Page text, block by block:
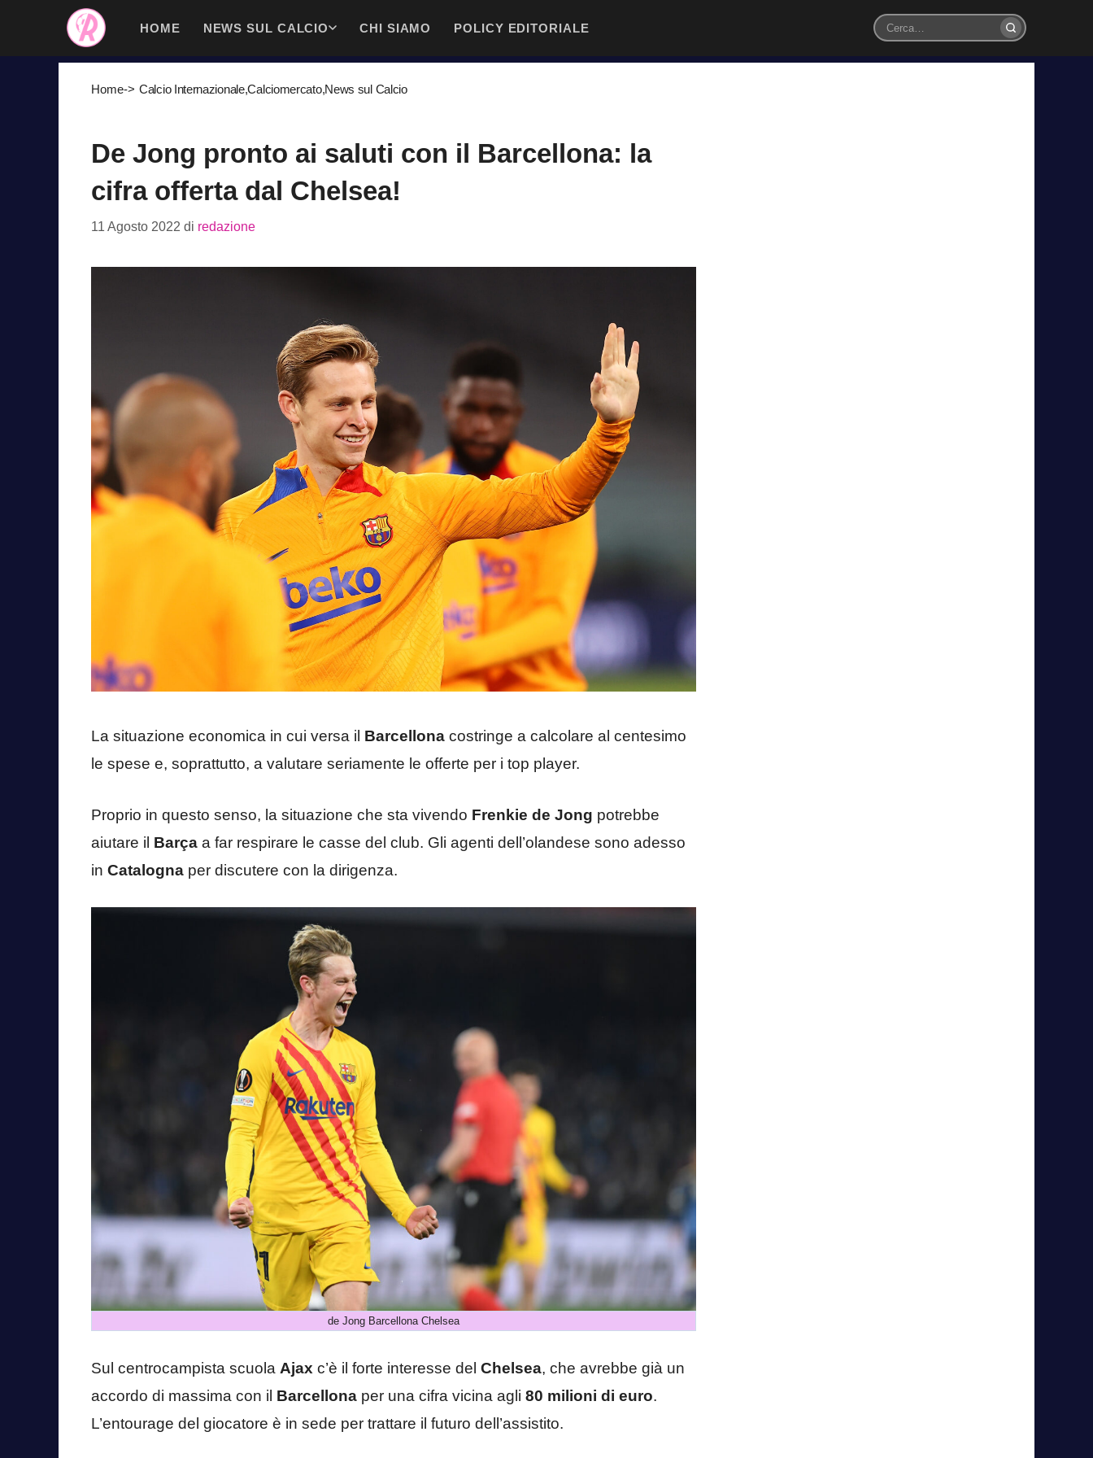
contenuto
HOME NEWS SUL CALCIO CHI SIAMO POLICY EDITORIALE
Cerca
Home-> Calcio Internazionale,Calciomercato,News sul Calcio
De Jong pronto ai saluti con il Barcellona: la
cifra offerta dal Chelsea!
11 Agosto 2022 di redazione
La situazione economica in cui versa il Barcellona costringe a calcolare al centesimo
le spese e, soprattutto, a valutare seriamente le offerte per i top player.
Proprio in questo senso, la situazione che sta vivendo Frenkie de Jong potrebbe
aiutare il Barça a far respirare le casse del club. Gli agenti dell’olandese sono adesso
in Catalogna per discutere con la dirigenza.
de Jong Barcellona Chelsea
Sul centrocampista scuola Ajax c’è il forte interesse del Chelsea, che avrebbe già un
accordo di massima con il Barcellona per una cifra vicina agli 80 milioni di euro.
L’entourage del giocatore è in sede per trattare il futuro dell’assistito.